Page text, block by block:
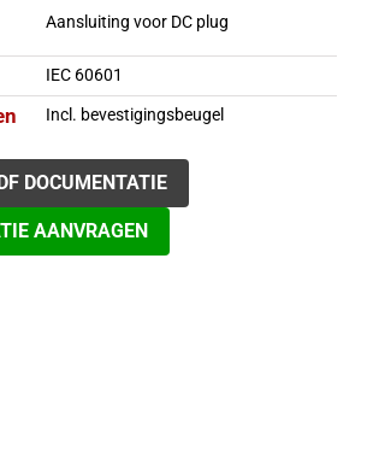
Aansluiting voor DC plug
IEC 60601
Incl. bevestigingsbeugel
DOCUMENTATIE
AANVRAGEN